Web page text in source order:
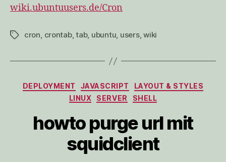
wiki.ubuntuusers.de/Cron
Schlagwörter
cron, crontab,tab, ubuntu, users,wiki
Kategorien
DEPLOYMENT JAVASCRIPT
LAYOUT & STYLES
LINUX
SERVER SHELL
howto purge url mit
squidclient